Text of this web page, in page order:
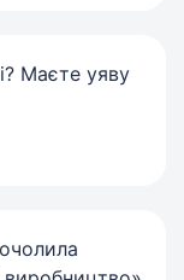
Маєте уяву